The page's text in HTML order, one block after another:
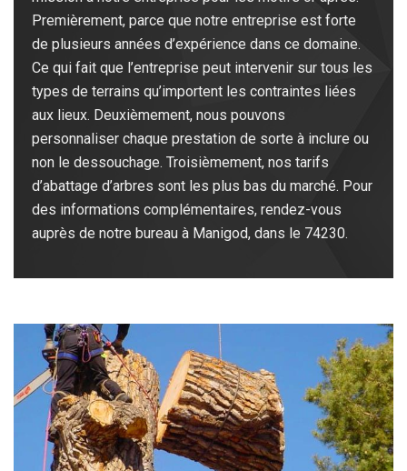
Premièrement, parce que notre entreprise est forte
de plusieurs années d’expérience dans ce domaine.
Ce qui fait que l’entreprise peut intervenir sur tous les
types de terrains qu’importent les contraintes liées
aux lieux. Deuxièmement, nous pouvons
personnaliser chaque prestation de sorte à inclure ou
non le dessouchage. Troisièmement, nos tarifs
d’abattage d’arbres sont les plus bas du marché. Pour
des informations complémentaires, rendez-vous
auprès de notre bureau à Manigod, dans le 74230.